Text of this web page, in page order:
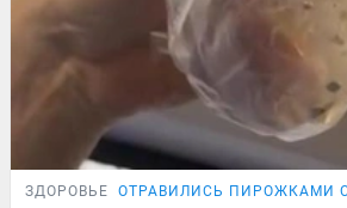
ЗДОРОВЬЕ ОТРАВИЛИСЬ ПИРОЖКАМИ